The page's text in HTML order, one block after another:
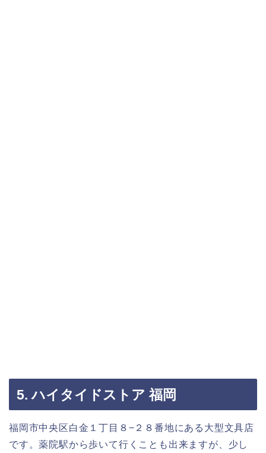
5. ハイタイドストア 福岡
福岡市中央区白金１丁目８−２８番地にある大型文具店
です。薬院駅から歩いて行くことも出来ますが、少し